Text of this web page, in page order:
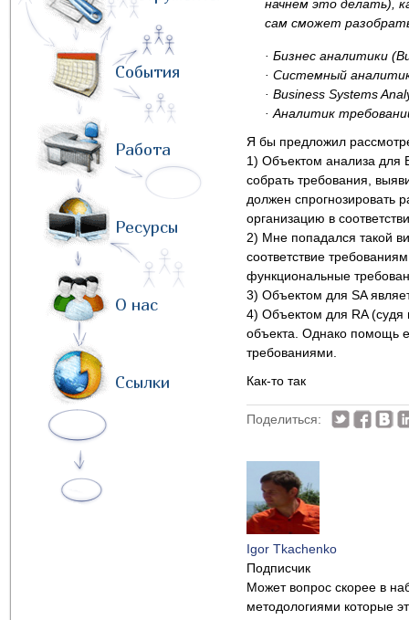
События
Работа
Ресурсы
О нас
Ссылки
начнем это делать),
сам сможет
· Бизнес аналитики
· Системный
· Business Systems
· Аналитик
Я бы предложил
1) Объектом анализа для
собрать требования,
должен спрогнозировать
организацию в
2) Мне попадался такой
соответствие
функциональные
3) Объектом для SA
4) Объектом для RA (судя
объекта. Однако помощь
требованиями.
Как-то так
Поделиться:
Igor Tkachenko
Подписчик
Может вопрос скорее в
методологиями которые